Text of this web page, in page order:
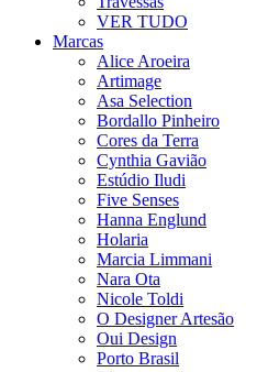
VER TUDO
Marcas
Alice Aroeira
Artimage
Asa Selection
Bordallo Pinheiro
Cores da Terra
Cynthia Gavião
Estúdio Iludi
Five Senses
Hanna Englund
Holaria
Marcia Limmani
Nara Ota
Nicole Toldi
O Designer Artesão
Oui Design
Porto Brasil